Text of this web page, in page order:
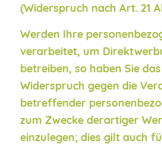
(Widerspruch nach Art. 21
Werden Ihre
verarbeitet, um
betreiben, so haben Sie
Widerspruch gegen die
betreffender
zum Zwecke derartiger
einzulegen; dies gilt auch